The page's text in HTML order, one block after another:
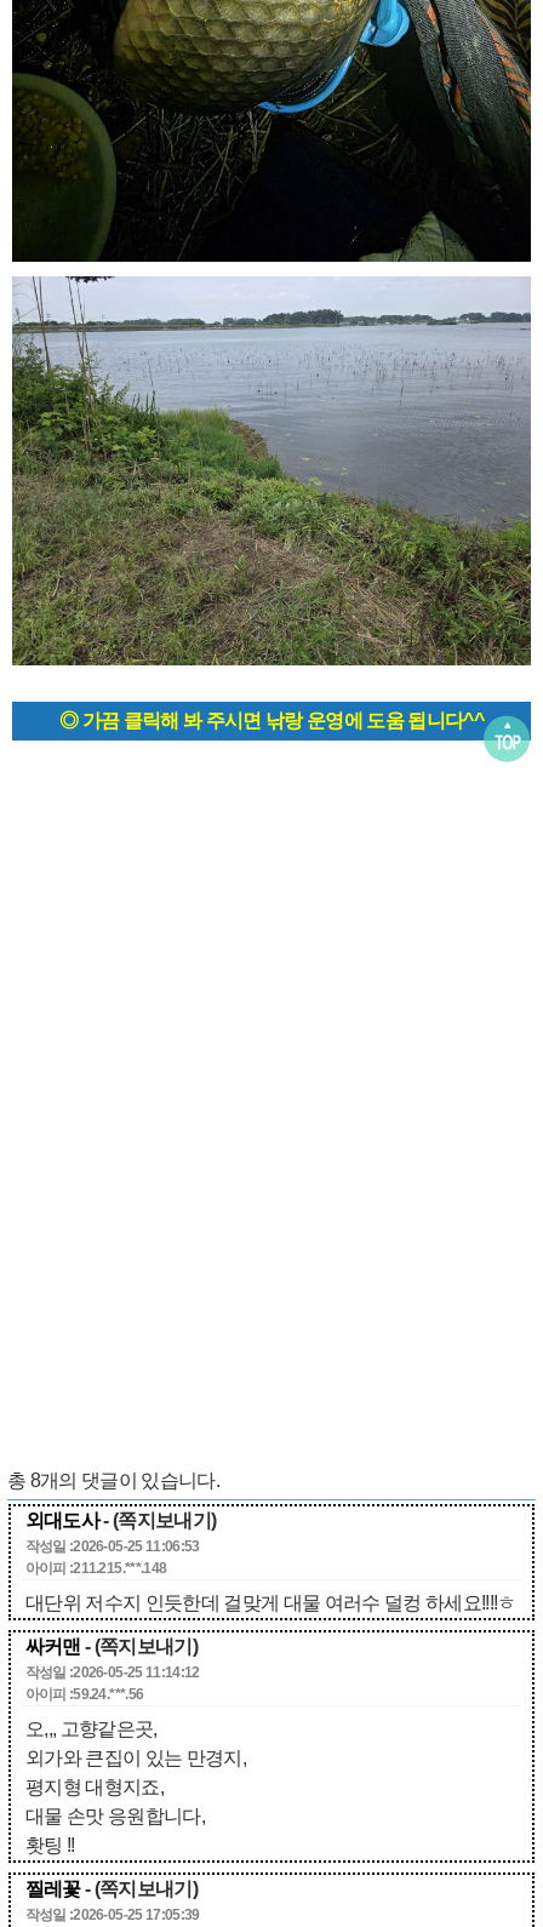
◎ 가끔 클릭해 봐 주시면 낚랑 운영에 도움 됩니다^^
총 8개의 댓글이 있습니다.
외대도사- (쪽지보내기)
작성일 :2026-05-25 11:06:53
아이피 :211.215.***.148
대단위 저수지 인듯한데 걸맞게 대물 여러수 덜컹 하세요!!!!ㅎ
싸커맨 - (쪽지보내기)
작성일 :2026-05-25 11:14:12
아이피 :59.24.***.56
오,,, 고향같은곳,
외가와 큰집이 있는 만경지,
평지형 대형지죠,
대물 손맛 응원합니다,
홧팅 !!
찔레꽃- (쪽지보내기)
작성일 :2026-05-25 17:05:39